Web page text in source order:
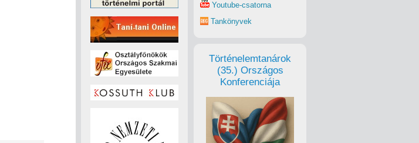
Youtube-csatorna
Tankönyvek
Történelemtanárok
(35.) Országos
Konferenciája